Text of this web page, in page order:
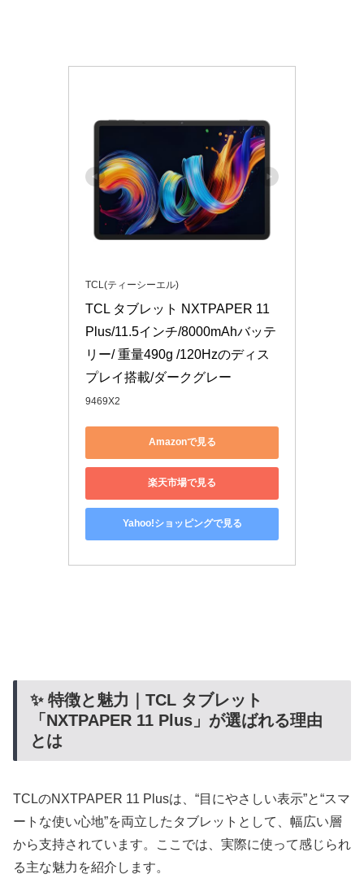
TCL(ティーシーエル)
TCL タブレット NXTPAPER 11
Plus/11.5インチ/8000mAhバッテ
リー/ 重量490g /120Hzのディス
プレイ搭載/ダークグレー
9469X2
Amazonで見る
楽天市場で見る
Yahoo!ショッピングで見る
✨ 特徴と魅力｜TCL タブレット
「NXTPAPER 11 Plus」が選ばれる理由
とは
TCLのNXTPAPER 11 Plusは、“目にやさしい表示”と“スマ
ートな使い心地”を両立したタブレットとして、幅広い層
から支持されています。ここでは、実際に使って感じられ
る主な魅力を紹介します。